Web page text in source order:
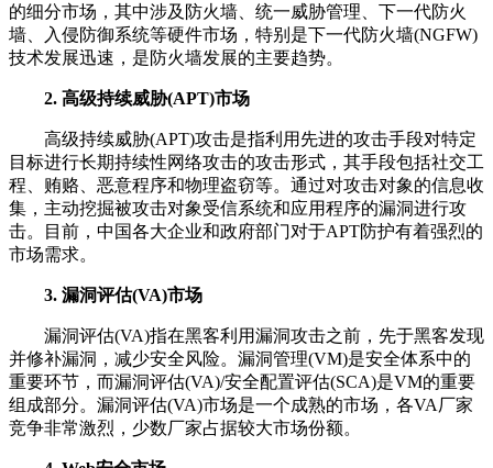
的细分市场，其中涉及防火墙、统一威胁管理、下一代防火
墙、入侵防御系统等硬件市场，特别是下一代防火墙(NGFW)
技术发展迅速，是防火墙发展的主要趋势。
2. 高级持续威胁(APT)市场
高级持续威胁(APT)攻击是指利用先进的攻击手段对特定
目标进行长期持续性网络攻击的攻击形式，其手段包括社交工
程、贿赂、恶意程序和物理盗窃等。通过对攻击对象的信息收
集，主动挖掘被攻击对象受信系统和应用程序的漏洞进行攻
击。目前，中国各大企业和政府部门对于APT防护有着强烈的
市场需求。
3. 漏洞评估(VA)市场
漏洞评估(VA)指在黑客利用漏洞攻击之前，先于黑客发现
并修补漏洞，减少安全风险。漏洞管理(VM)是安全体系中的
重要环节，而漏洞评估(VA)/安全配置评估(SCA)是VM的重要
组成部分。漏洞评估(VA)市场是一个成熟的市场，各VA厂家
竞争非常激烈，少数厂家占据较大市场份额。